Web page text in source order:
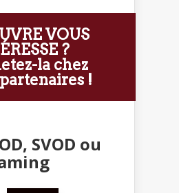
VOUS
?
la chez
!
SVOD ou